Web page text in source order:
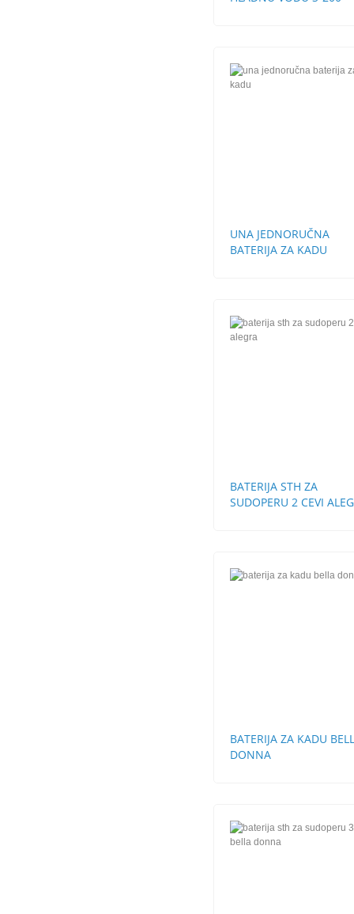
UNA JEDNORUČNA
BATERIJA ZA KADU
BATERIJA STH ZA
SUDOPERU 2 CEVI
BATERIJA ZA KADU
DONNA